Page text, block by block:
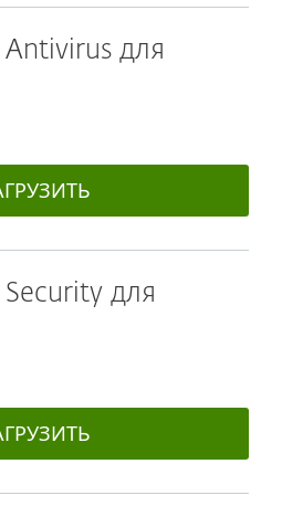
Antivirus для
Security для